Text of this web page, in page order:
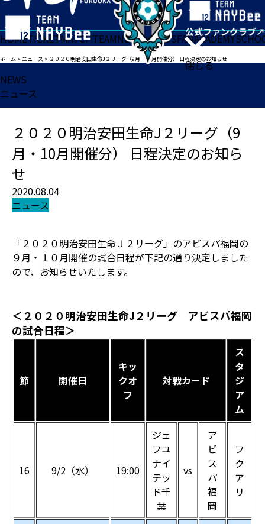
閉じる
HOMETICKETMATCHTEAMNEWSGOODSFANACADEMY
ホーム >ニュース > ２０２０明治安田生命J２リーグ（9月・10月開催分） 日程決定のお知らせ
NEWS
ニュース
２０２０明治安田生命J２リーグ（9
月・10月開催分） 日程決定のお知ら
せ
2020.08.04
ニュース
「２０２０明治安田生命Ｊ２リーグ」のアビスパ福岡の
９月・１０月開催の試合日程が下記の通り決定しました
ので、お知らせいたします。
＜２０２０明治安田生命J２リーグ アビスパ福岡
の試合日程＞
節 開催日
キッ
クオ
フ
対戦カード
ス
タ
ジ
ア
ム
16 9/2（水） 19:00
ジェ
フユ
ナイ
テッ
ド千
葉
vs
ア
ビ
ス
パ
福
岡
フ
ク
ア
リ